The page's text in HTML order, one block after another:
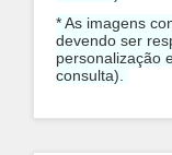
* As imagens
devendo ser
personalização
consulta).